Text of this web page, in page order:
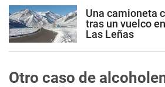
Una camioneta
tras un vuelco
Las Leñas
Otro caso de